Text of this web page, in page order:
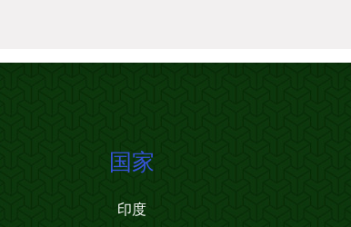
国家
印度